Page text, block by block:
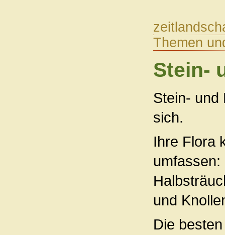
Themen
Stein-
Stein- und
sich.
Ihre Flora
umfassen:
und
Die